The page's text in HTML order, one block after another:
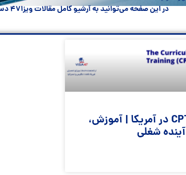
در این صفحه می‌توانید به آرشیو کامل مقالات ویزا47 دسترسی داشته باشید؛ از اطلاعات مربوط به انواع ویزا گرفته تا نکات مهم در مسیر مهاجرت ...
راهنمای جامع CPT در آمریکا | آموزش،
شغلی